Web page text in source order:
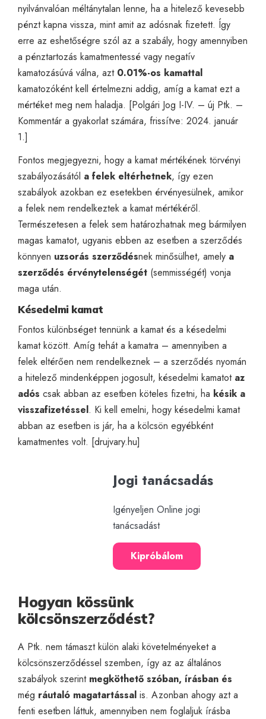
nyilvánvalóan méltánytalan lenne, ha a hitelező kevesebb
pénzt kapna vissza, mint amit az adósnak fizetett. Így
erre az eshetőségre szól az a szabály, hogy amennyiben
a pénztartozás kamatmentessé vagy negatív
kamatozásúvá válna, azt 0.01%-os kamattal
kamatozóként kell értelmezni addig, amíg a kamat ezt a
mértéket meg nem haladja. [Polgári Jog I-IV. – új Ptk. –
Kommentár a gyakorlat számára, frissítve: 2024. január
1.]
Fontos megjegyezni, hogy a kamat mértékének törvényi
szabályozásától a felek eltérhetnek, így ezen
szabályok azokban ez esetekben érvényesülnek, amikor
a felek nem rendelkeztek a kamat mértékéről.
Természetesen a felek sem határozhatnak meg bármilyen
magas kamatot, ugyanis ebben az esetben a szerződés
könnyen uzsorás szerződésnek minősülhet, amely a
szerződés érvénytelenségét (semmisségét) vonja
maga után.
Késedelmi kamat
Fontos különbséget tennünk a kamat és a késedelmi
kamat között. Amíg tehát a kamatra – amennyiben a
felek eltérően nem rendelkeznek – a szerződés nyomán
a hitelező mindenképpen jogosult, késedelmi kamatot az
adós csak abban az esetben köteles fizetni, ha késik a
visszafizetéssel. Ki kell emelni, hogy késedelmi kamat
abban az esetben is jár, ha a kölcsön egyébként
kamatmentes volt. [drujvary.hu]
Jogi tanácsadás
Igényeljen Online jogi
tanácsadást
Kipróbálom
Hogyan kössünk
kölcsönszerződést?
A Ptk. nem támaszt külön alaki követelményeket a
kölcsönszerződéssel szemben, így az az általános
szabályok szerint megköthető szóban, írásban és
még ráutaló magatartással is. Azonban ahogy azt a
fenti esetben láttuk, amennyiben nem foglaljuk írásba